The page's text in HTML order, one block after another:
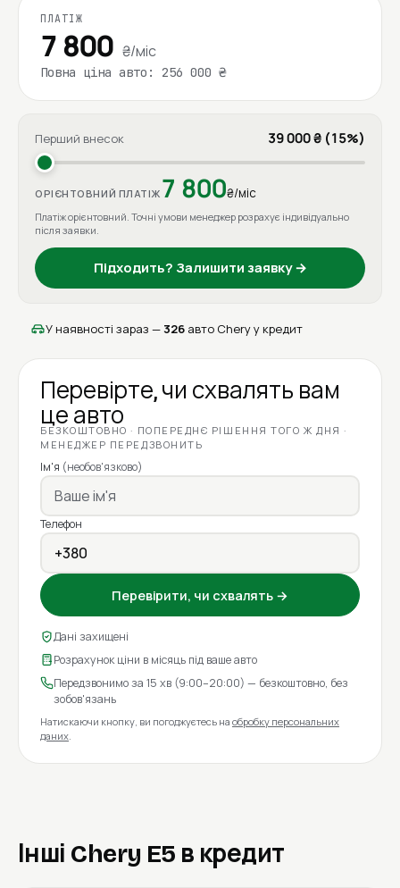
ПЛАТІЖ
7 800 ₴/міс
Повна ціна авто: 256 000 ₴
Перший внесок 39 000 ₴ (15%)
ОРІЄНТОВНИЙ ПЛАТІЖ 7 800₴/міс
Платіж орієнтовний. Точні умови менеджер розрахує індивідуально
після заявки.
Підходить? Залишити заявку →
У наявності зараз — 326 авто Chery у кредит
Перевірте, чи схвалять вам
це авто
БЕЗКОШТОВНО · ПОПЕРЕДНЄ РІШЕННЯ ТОГО Ж ДНЯ ·
МЕНЕДЖЕР ПЕРЕДЗВОНИТЬ
Ім'я (необов'язково)
Телефон
Перевірити, чи схвалять →
Дані захищені
Розрахунок ціни в місяць під ваше авто
Передзвонимо за 15 хв (9:00–20:00) — безкоштовно, без
зобов'язань
Натискаючи кнопку, ви погоджуєтесь на обробку персональних
даних.
Інші Chery E5 в кредит